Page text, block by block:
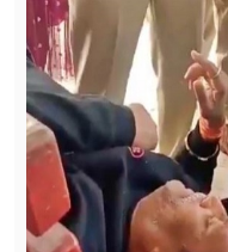
जीवन मंत्रा
फूड
सेहत
ब्‍यूटी
जॉब्स